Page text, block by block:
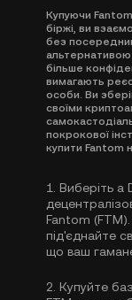
Купуючи
біржі, ви
без
альтернативою
більше
вимагають
особи. Ви
своїми
покрокової
купити Fantom
1. Виберіть a
Fantom
під'єднайте
що ваш
2. Купуйте